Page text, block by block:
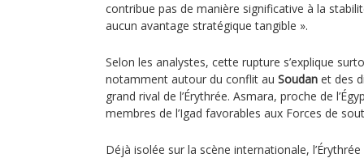
contribue pas de manière significative à la
aucun avantage stratégique tangible ».
Selon les analystes, cette rupture s’explique
notamment autour du conflit au Soudan et des
grand rival de l’Érythrée. Asmara, proche de
membres de l’Igad favorables aux Forces de
Déjà isolée sur la scène internationale,